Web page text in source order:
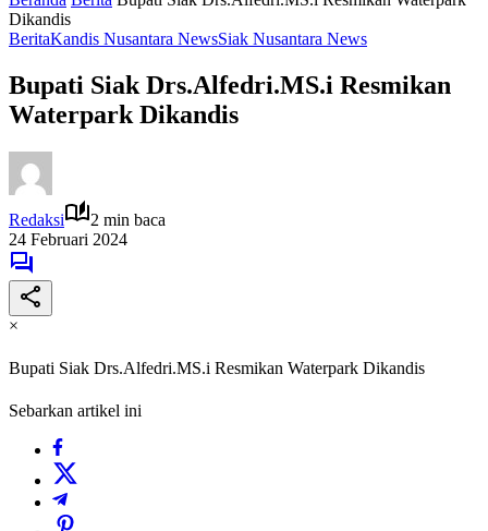
Dikandis
BeritaKandis Nusantara NewsSiak Nusantara News
Bupati Siak Drs.Alfedri.MS.i Resmikan
Waterpark Dikandis
Redaksi
2 min baca
24 Februari 2024
×
Bupati Siak Drs.Alfedri.MS.i Resmikan Waterpark Dikandis
Sebarkan artikel ini